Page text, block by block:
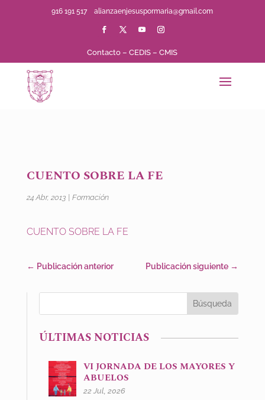
916 191 517alianzaenjesuspormaria@gmail.com
Contacto –CEDIS –CMIS
CUENTO SOBRE LA FE
24 Abr, 2013 Formación
CUENTO SOBRE LA FE
← Publicación anterior Publicación siguiente →
ÚLTIMAS NOTICIAS
VI JORNADA DE LOS MAYORES Y
ABUELOS
22 Jul, 2026